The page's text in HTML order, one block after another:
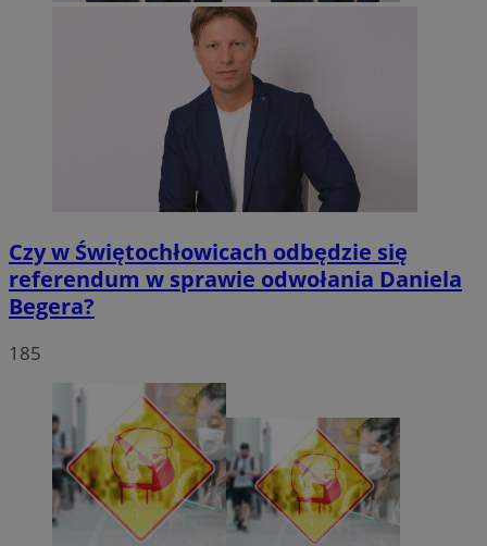
Czy w Świętochłowicach odbędzie się
referendum w sprawie odwołania Daniela
Begera?
185